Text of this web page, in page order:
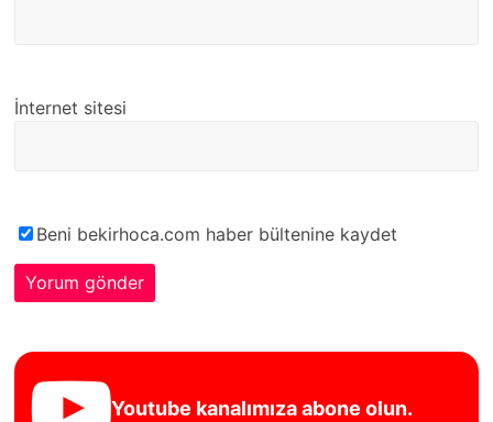
İnternet sitesi
Beni bekirhoca.com haber bültenine kaydet
Youtube kanalımıza abone olun.